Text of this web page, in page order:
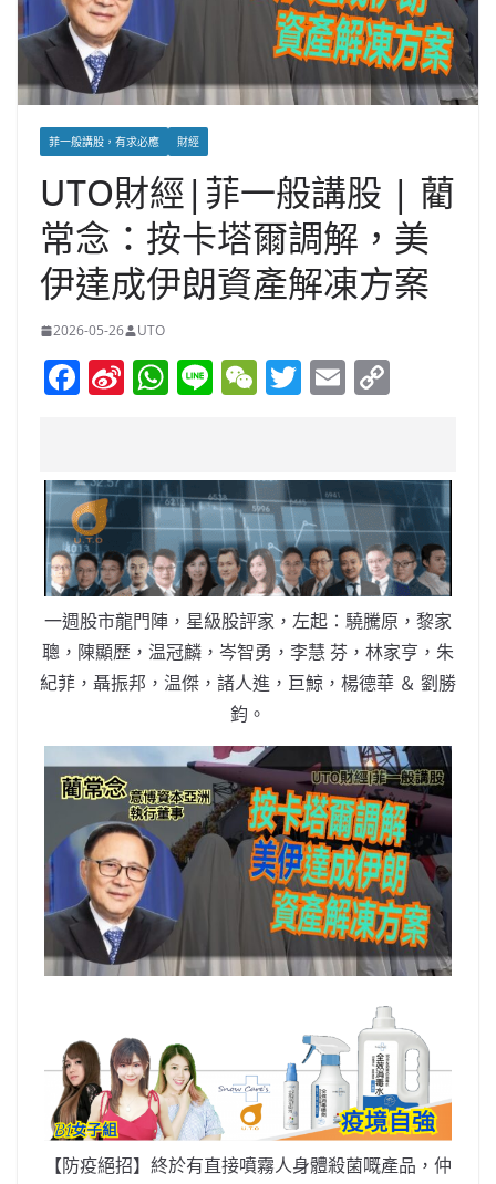
菲一般講股，有求必應 財經
UTO財經|菲一般講股 | 藺
常念：按卡塔爾調解，美
伊達成伊朗資產解凍方案
2026-05-26 UTO
F
e
b
o
o
k
Si
W
ei
b
o
W
s
A
p
p
Li W
h
at
T
er
E
l y
Li
n
k
一週股市龍門陣，星級股評家，左起：驍騰原，黎家
聰，陳顯歷，温冠麟，岑智勇，李慧 芬，林家亨，朱
紀菲，聶振邦，温傑，諸人進，巨鯨，楊德華 ＆ 劉勝
鈞。
【防疫絕招】終於有直接噴霧人身體殺菌嘅產品，仲